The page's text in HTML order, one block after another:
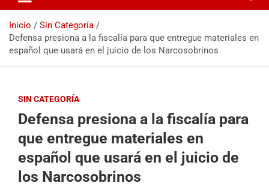
Inicio
Sin Categoría
Defensa presiona a la fiscalía para que entregue materiales en
español que usará en el juicio de los Narcosobrinos
SIN CATEGORÍA
Defensa presiona a la fiscalía para
que entregue materiales en
español que usará en el juicio de
los Narcosobrinos